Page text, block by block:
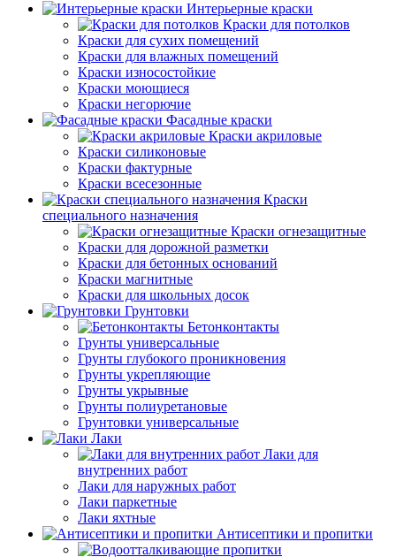
Интерьерные краски
Краски для потолков
Краски для сухих помещений
Краски для влажных помещений
Краски износостойкие
Краски моющиеся
Краски негорючие
Фасадные краски
Краски акриловые
Краски силиконовые
Краски фактурные
Краски всесезонные
Краски
специального назначения
Краски огнезащитные
Краски для дорожной разметки
Краски для бетонных оснований
Краски магнитные
Краски для школьных досок
Грунтовки
Бетонконтакты
Грунты универсальные
Грунты глубокого проникновения
Грунты укрепляющие
Грунты укрывные
Грунты полиуретановые
Грунтовки универсальные
Лаки
Лаки для
внутренних работ
Лаки для наружных работ
Лаки паркетные
Лаки яхтные
Антисептики и пропитки